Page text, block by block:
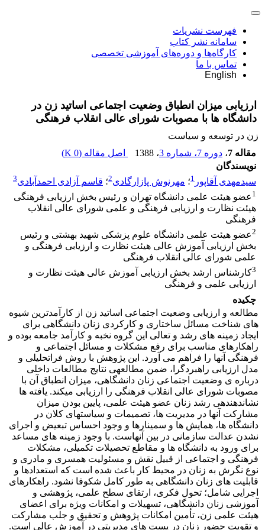
فهرست نشریات
سامانه نشر کتاب
کارگاه‌ها و دوره‌های آموزشی تخصصی
تماس با ما
English
ارزیابی میزان انطباق وضعیت اجتماعی اساتید زن در
دانشگاه ها با مصوبات شورای عالی انقلاب فرهنگی
زن در توسعه و سیاست
مقاله 7
، دوره 7، شماره 3 ، 1388 اصل مقاله (0 K
)
نویسندگان
سیدمهدی آقاپور 1؛ مهرنوش پازارگادی2؛ قاسم آزادی احمدآبادی3
1 عضو هیئت علمی دانشگاه تهران و رئیس بخش ارزیابی فرهنگی
هیئت نظارت و ارزیابی فرهنگی و علمی شورای عالی انقلاب
فرهنگی
2عضو هیئت علمی دانشگاه علوم پزشکی شهید بهشتی و رئیس
بخش ارزیابی آموزش عالی هیئت نظارت و ارزیابی فرهنگی و
علمی شورای عالی انقلاب فرهنگی
3کارشناس ارشد بخش ارزیابی آموزش عالی هیئت نظارت و
ارزیابی علمی و فرهنگی
چکیده
مطالعه و ارزیابی وضعیت اجتماعی اساتید زن از کارآمدترین شیوه
های شناخت مسائل ساختاری و کارکردی زنان دانشگاهی برای
ایجاد زمینه های رشد و تعالی این گروه نخبه و کارآمد جامعه بوده و
راهکارهای مناسب برای رفع مشکلات و مسائل اجتماعی و
فرهنگی آنها را فراهم می آورد. این پژوهش با روش فراتحلیلی و
مدل ارزیابی راهبردگرا، ضمن مطالعهی نتایج مطالعات داخلی
درباره ی وضعیت اجتماعی زنان دانشگاهی، میزان انطباق آن با
مصوبات شورای عالی انقلاب فرهنگی را ارزیابی میکند. یافته ها
نشاندهندهی رشد زنان عضو هیئت علمی، پایین بودن میزان
مشارکت آنها در مدیریت ها، تصمیمات و سیاستهای کلان در
دانشگاه ها، همایش ها و سمینارها و وجود احساس تبعیض و اجرای
نشدن عدالت سازمانی در بین آنهاست. با وجود زمینه های مساعد
برای ورود به دانشگاه ها و مقاطع تحصیلات تکمیلی، مشکلات
فرهنگی و اجتماعی از قبیل نقش و مسئولیت همسری و مادری و
نوع نگرش به زنان در محیط کار باعث شده است که استعدادها و
قابلیت های زنان دانشگاهی به طور کامل شکوفا نشود. راهکارهای
اجرایی شامل؛ تحول فکری، ارتقای سطح علمی، پژوهشی و
آموزشی زنان دانشگاهی، تسهیلات و امکانات ویژه برای اعضای
هیئت علمی زن، تأمین امکانات پژوهش و تحقیق و جلب مشارکت
و تقویت حضور زنان در پست های مدیریتی در آموزش عالی است.